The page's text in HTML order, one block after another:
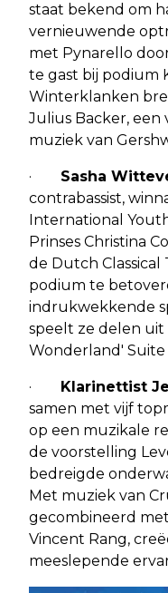
staat bekend om
vernieuwende
met Pynarello
te gast bij podium
Winterklanken
Julius Backer,
muziek van
· Sasha
contrabassist,
International
Prinses Christina
de Dutch
podium te
indrukwekkende
speelt ze delen uit
Wonderland' Suite
· Klarinettist
samen met vijf
op een muzikale
de voorstelling
bedreigde
Met muziek van
gecombineerd
Vincent Rang,
meeslepende